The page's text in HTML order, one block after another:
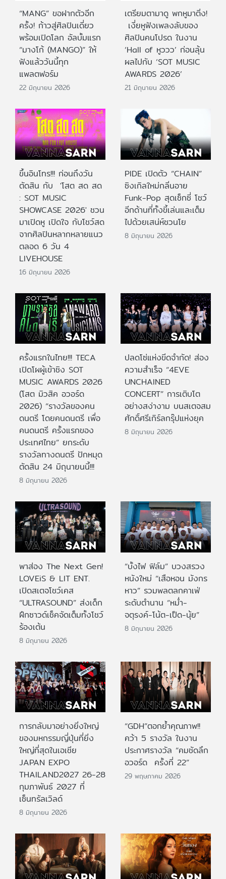
“MANG” ขอฝากตัวอีก
ครั้ง! ก้าวสู่ศิลปินเดี่ยว
พร้อมเปิดโลก อัลบั้มแรก
“มางโก้ (MANGO)” ให้
ฟังแล้ววันนี้ทุก
แพลตฟอร์ม
22 มิถุนายน 2026
เตรียมตามาดู พกหูมาติ่ง!
เงี่ยหูฟังเพลงลับของ
ศิลปินคนโปรด ในงาน
‘Hall of หูววว’ ก่อนลุ้น
ผลไปกับ ‘SOT MUSIC
AWARDS 2026’
21 มิถุนายน 2026
ขึ้นอินโทร!!! ก่อนถึงวัน
ตัดสิน กับ 'โสต สด สด
: SOT MUSIC
SHOWCASE 2026' ชวน
มาเปิดหู เปิดใจ กับโชว์สด
จากศิลปินหลากหลายแนว
ตลอด 6 วัน 4
LIVEHOUSE
16 มิถุนายน 2026
PIDE เปิดตัว “CHAIN”
ซิงเกิลใหม่กลิ่นอาย
Funk-Pop สุดเซ็กซี่ โชว์
อีกด้านที่ทั้งขี้เล่นและเต็ม
ไปด้วยเสน่ห์ชวนโย
8 มิถุนายน 2026
ครั้งแรกในไทย!!! TECA
เปิดโผผู้เข้าชิง SOT
MUSIC AWARDS 2026
(โสต มิวสิค อวอร์ด
2026) “รางวัลของคน
ดนตรี โดยคนดนตรี เพื่อ
คนดนตรี ครั้งแรกของ
ประเทศไทย” ยกระดับ
รางวัลทางดนตรี ปักหมุด
ตัดสิน 24 มิถุนายนนี้!!!
8 มิถุนายน 2026
ปลดโซ่แห่งขีดจำกัด! ส่อง
ความสำเร็จ “4EVE
UNCHAINED
CONCERT” การเติบโต
อย่างสง่างาม บนสเตจสม
ศักดิ์ศรีเกิร์ลกรุ๊ปแห่งยุค
8 มิถุนายน 2026
พาส่อง The Next Gen!
LOVEiS & LIT ENT.
เปิดสเตจโชว์เคส
“ULTRASOUND” ส่งเด็ก
ฝึกซาวด์เช็คจัดเต็มทั้งโชว์
ร้องเต้น
8 มิถุนายน 2026
“บั้งไฟ ฟิล์ม” บวงสรวง
หนังใหม่ “เสือหอน มังกร
หาว” รวมพลตลกคาเฟ่
ระดับตำนาน “หม่ำ-
จตุรงค์-โน้ต-เป็ด-นุ้ย”
8 มิถุนายน 2026
การกลับมาอย่างยิ่งใหญ่
ของมหกรรมญี่ปุ่นที่ยิ่ง
ใหญ่ที่สุดในเอเชีย
JAPAN EXPO
THAILAND2027 26-28
กุมภาพันธ์ 2027 ที่
เซ็นทรัลเวิลด์
8 มิถุนายน 2026
“GDH”ตอกย้ำคุณภาพ!!
คว้า 5 รางวัล ในงาน
ประกาศรางวัล “คมชัดลึก
อวอร์ด ครั้งที่ 22”
29 พฤษภาคม 2026